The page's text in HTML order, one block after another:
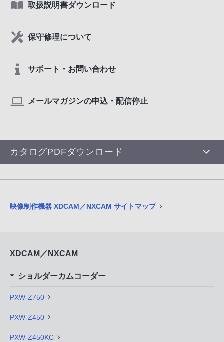
取扱説明書ダウンロード
保守修理について
サポート・お問い合わせ
メールマガジンの申込・配信停止
カタログPDFダウンロード
映像制作機器 XDCAM／NXCAM サイトマップ
XDCAM／NXCAM
ショルダーカムコーダー
PXW-Z750
PXW-Z450
PXW-Z450KC